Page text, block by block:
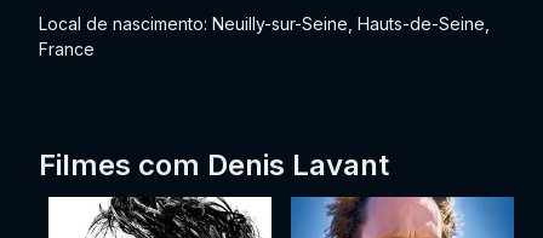
Local de nascimento: Neuilly-sur-Seine, Hauts-de-Seine,
France
Filmes com Denis Lavant